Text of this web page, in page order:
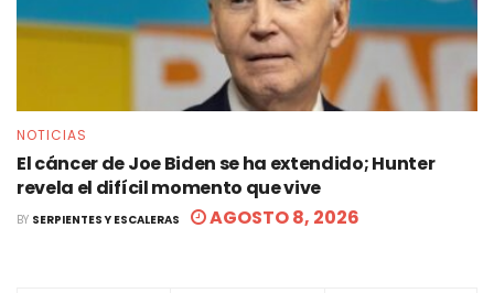
NOTICIAS
El cáncer de Joe Biden se ha extendido; Hunter
revela el difícil momento que vive
BY SERPIENTES Y ESCALERAS AGOSTO 8, 2026